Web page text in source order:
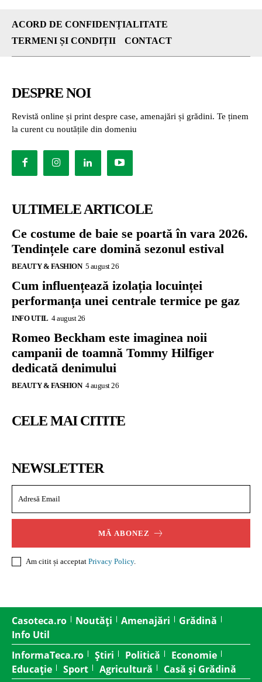
ACORD DE CONFIDENȚIALITATE
TERMENI ȘI CONDIȚII
CONTACT
DESPRE NOI
Revistă online și print despre case, amenajări și grădini. Te ținem
la curent cu noutățile din domeniu
ULTIMELE ARTICOLE
Ce costume de baie se poartă în vara 2026.
Tendințele care domină sezonul estival
BEAUTY & FASHION 5 august 26
Cum influențează izolația locuinței
performanța unei centrale termice pe gaz
INFO UTIL 4 august 26
Romeo Beckham este imaginea noii
campanii de toamnă Tommy Hilfiger
dedicată denimului
BEAUTY & FASHION 4 august 26
CELE MAI CITITE
NEWSLETTER
MĂ ABONEZ
Am citit și acceptat Privacy Policy.
Casoteca.ro Noutăți Amenajări
Grădină
Info Util
InformaTeca.ro
Știri Politică
Economie
Educație
Sport Agricultură Casă și Grădină